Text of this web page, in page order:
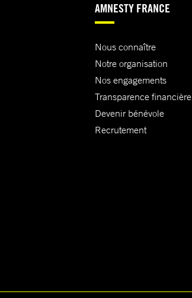
AMNESTY FRANCE
Nous connaître
Notre organisation
Nos engagements
Transparence financière
Devenir bénévole
Recrutement